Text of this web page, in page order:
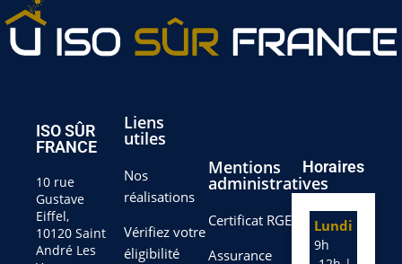
ISO SÛR
FRANCE
10 rue
Gustave
Eiffel,
10120 Saint
André Les
Liens
utiles
Nos
réalisations
Vérifiez votre
éligibilité
Mentions
administratives
Certificat RGE
Assurance
Horaires
Lundi
9h